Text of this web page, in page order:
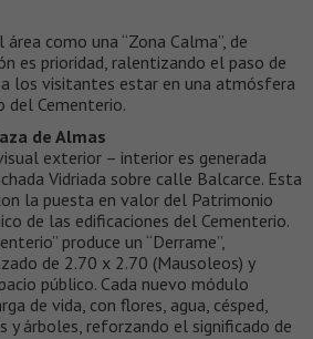
como una “Zona Calma”, de
es prioridad, ralentizando el paso de
los visitantes estar en una atmósfera
del Cementerio.
de Almas
exterior – interior es generada
Vidriada sobre calle Balcarce. Esta
la puesta en valor del Patrimonio
de las edificaciones del Cementerio.
produce un “Derrame”,
de 2.70 x 2.70 (Mausoleos) y
público. Cada nuevo módulo
de vida, con flores, agua, césped,
y árboles, reforzando el significado de